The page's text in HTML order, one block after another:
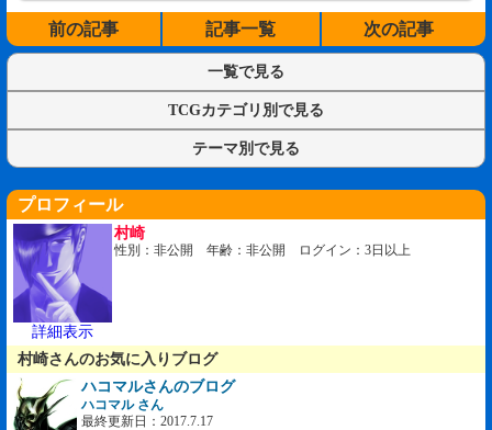
前の記事 記事一覧 次の記事
一覧で見る
TCGカテゴリ別で見る
テーマ別で見る
プロフィール
詳細表示
村崎
性別：非公開 年齢：非公開 ログイン：3日以上
村崎さんのお気に入りブログ
ハコマルさんのブログ
ハコマル さん
最終更新日：2017.7.17